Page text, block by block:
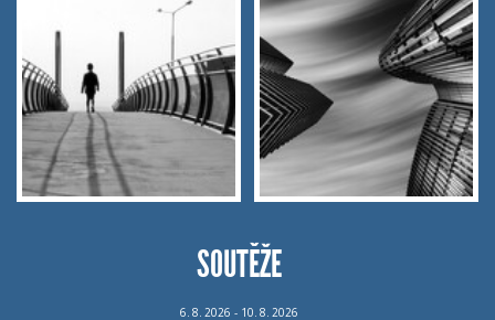
SOUTĚŽE
6. 8. 2026 - 10. 8. 2026